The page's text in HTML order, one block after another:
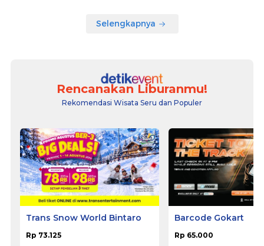
Selengkapnya
Rencanakan Liburanmu!
Rekomendasi Wisata Seru dan Populer
Trans Snow World Bintaro
Rp 73.125
Barcode Gokart
Rp 65.000